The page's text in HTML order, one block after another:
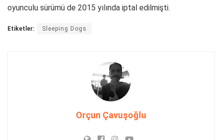
oyunculu sürümü de 2015 yılında iptal edilmişti.
Etiketler: Sleeping Dogs
Orçun Çavuşoğlu